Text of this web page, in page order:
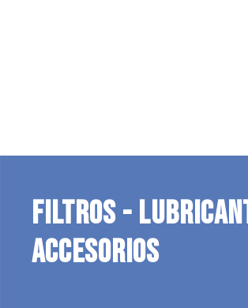
FILTROS -
ACCESORIOS